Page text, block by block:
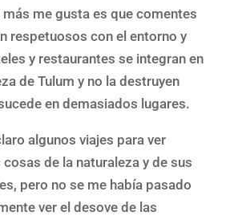
más me gusta es que comentes
respetuosos con el entorno y
y restaurantes se integran en
de Tulum y no la destruyen
en demasiados lugares.
algunos viajes para ver
de la naturaleza y de sus
pero no se me había pasado
ver el desove de las